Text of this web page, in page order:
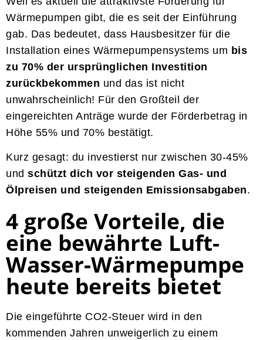
Wärmepumpen gibt, die es seit der Einführung
gab. Das bedeutet, dass Hausbesitzer für die
Installation eines Wärmepumpensystems um bis
zu 70% der ursprünglichen Investition
zurückbekommen und das ist nicht
unwahrscheinlich! Für den Großteil der
eingereichten Anträge wurde der Förderbetrag in
Höhe 55% und 70% bestätigt.
Kurz gesagt: du investierst nur zwischen 30-45%
und schützt dich vor steigenden Gas- und
Ölpreisen und steigenden Emissionsabgaben.
4 große Vorteile, die
eine bewährte Luft-
Wasser-Wärmepumpe
heute bereits bietet
Die eingeführte CO2-Steuer wird in den
kommenden Jahren unweigerlich zu einem